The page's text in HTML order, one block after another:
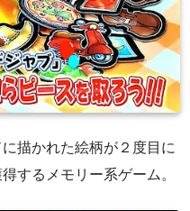
描かれた絵柄が２度目に
するメモリー系ゲーム。